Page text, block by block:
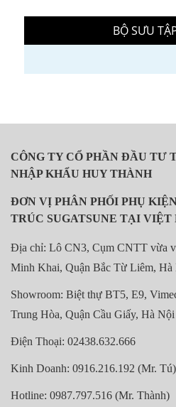
BỘ SƯU
CÔNG TY CỔ PHẦN ĐẦU TƯ
NHẬP KHẨU HUY THÀNH
ĐƠN VỊ PHÂN PHỐI PHỤ
TRÚC SUGATSUNE TẠI VIỆT
Địa chỉ: Lô CN3, Cụm CNTT vừa
Minh Khai, Quận Bắc Từ Liêm, Hà
Showroom: Biệt thự BT5, E9,
Trung Hòa, Quận Cầu Giấy, Hà Nội
Điện Thoại: 02438.632.666
Kinh Doanh: 0916.216.192 (Mr. Tú)
Hotline: 0987.797.516 (Mr. Thành)